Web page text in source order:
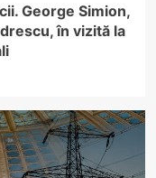
George Simion,
în vizită la